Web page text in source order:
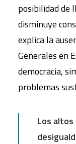
posibilidad de
disminuye
explica la
Generales en
democracia,
problemas
Los